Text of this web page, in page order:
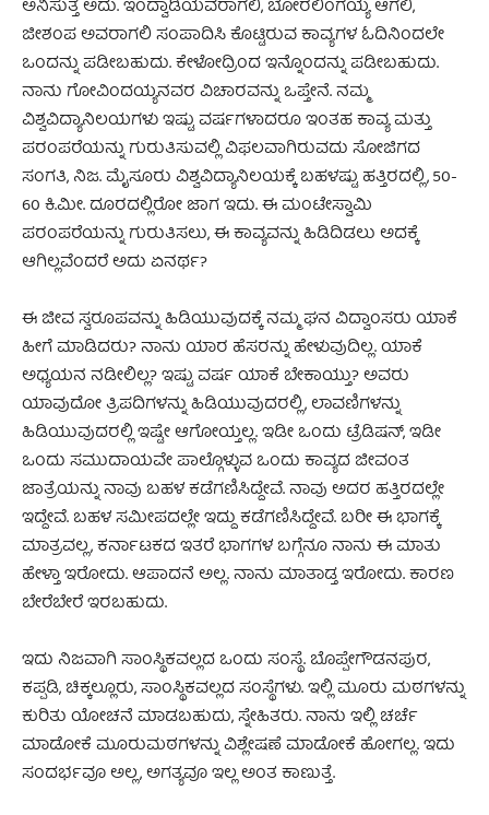
ಅನಿಸುತ್ತೆ ಅದು. ಇಂದ್ವಾಡಿಯವರಾಗಲಿ, ಬೋರಲಿಂಗಯ್ಯ ಆಗಲಿ,
ಜೀಶಂಪ ಅವರಾಗಲಿ ಸಂಪಾದಿಸಿ ಕೊಟ್ಟಿರುವ ಕಾವ್ಯಗಳ ಓದಿನಿಂದಲೇ
ಒಂದನ್ನು ಪಡೀಬಹುದು. ಕೇಳೋದ್ರಿಂದ ಇನ್ನೊಂದನ್ನು ಪಡೀಬಹುದು.
ನಾನು ಗೋವಿಂದಯ್ಯನವರ ವಿಚಾರವನ್ನು ಒಪ್ತೇನೆ. ನಮ್ಮ
ವಿಶ್ವವಿದ್ಯಾನಿಲಯಗಳು ಇಷ್ಟು ವರ್ಷಗಳಾದರೂ ಇಂತಹ ಕಾವ್ಯ ಮತ್ತು
ಪರಂಪರೆಯನ್ನು ಗುರುತಿಸುವಲ್ಲಿ ವಿಫಲವಾಗಿರುವದು ಸೋಜಿಗದ
ಸಂಗತಿ, ನಿಜ. ಮೈಸೂರು ವಿಶ್ವವಿದ್ಯಾನಿಲಯಕ್ಕೆ ಬಹಳಷ್ಟು ಹತ್ತಿರದಲ್ಲಿ, 50-
60 ಕಿ.ಮೀ. ದೂರದಲ್ಲಿರೋ ಜಾಗ ಇದು. ಈ ಮಂಟೇಸ್ವಾಮಿ
ಪರಂಪರೆಯನ್ನು ಗುರುತಿಸಲು, ಈ ಕಾವ್ಯವನ್ನು ಹಿಡಿದಿಡಲು ಅದಕ್ಕೆ
ಆಗಿಲ್ಲವೆಂದರೆ ಅದು ಏನರ್ಥ?
ಈ ಜೀವ ಸ್ವರೂಪವನ್ನು ಹಿಡಿಯುವುದಕ್ಕೆ ನಮ್ಮ ಘನ ವಿದ್ವಾಂಸರು ಯಾಕೆ
ಹೀಗೆ ಮಾಡಿದರು? ನಾನು ಯಾರ ಹೆಸರನ್ನು ಹೇಳುವುದಿಲ್ಲ. ಯಾಕೆ
ಅಧ್ಯಯನ ನಡೀಲಿಲ್ಲ? ಇಷ್ಟು ವರ್ಷ ಯಾಕೆ ಬೇಕಾಯ್ತು? ಅವರು
ಯಾವುದೋ ತ್ರಿಪದಿಗಳನ್ನು ಹಿಡಿಯುವುದರಲ್ಲಿ, ಲಾವಣಿಗಳನ್ನು
ಹಿಡಿಯುವುದರಲ್ಲಿ ಇಷ್ಟೇ ಆಗೋಯ್ತಲ್ಲ. ಇಡೀ ಒಂದು ಟ್ರೆಡಿಷನ್, ಇಡೀ
ಒಂದು ಸಮುದಾಯವೇ ಪಾಲ್ಗೊಳ್ಳುವ ಒಂದು ಕಾವ್ಯದ ಜೀವಂತ
ಜಾತ್ರೆಯನ್ನು ನಾವು ಬಹಳ ಕಡೆಗಣಿಸಿದ್ದೇವೆ. ನಾವು ಅದರ ಹತ್ತಿರದಲ್ಲೇ
ಇದ್ದೇವೆ. ಬಹಳ ಸಮೀಪದಲ್ಲೇ ಇದ್ದು ಕಡೆಗಣಿಸಿದ್ದೇವೆ. ಬರೀ ಈ ಭಾಗಕ್ಕೆ
ಮಾತ್ರವಲ್ಲ, ಕರ್ನಾಟಕದ ಇತರೆ ಭಾಗಗಳ ಬಗ್ಗೆನೂ ನಾನು ಈ ಮಾತು
ಹೇಳ್ತಾ ಇರೋದು. ಆಪಾದನೆ ಅಲ್ಲ. ನಾನು ಮಾತಾಡ್ತ ಇರೋದು. ಕಾರಣ
ಬೇರೆಬೇರೆ ಇರಬಹುದು.
ಇದು ನಿಜವಾಗಿ ಸಾಂಸ್ಥಿಕವಲ್ಲದ ಒಂದು ಸಂಸ್ಥೆ. ಬೊಪ್ಪೇಗೌಡನಪುರ,
ಕಪ್ಪಡಿ, ಚಿಕ್ಕಲ್ಲೂರು, ಸಾಂಸ್ಥಿಕವಲ್ಲದ ಸಂಸ್ಥೆಗಳು. ಇಲ್ಲಿ ಮೂರು ಮಠಗಳನ್ನು
ಕುರಿತು ಯೋಚನೆ ಮಾಡಬಹುದು, ಸ್ನೇಹಿತರು. ನಾನು ಇಲ್ಲಿ ಚರ್ಚೆ
ಮಾಡೋಕೆ ಮೂರುಮಠಗಳನ್ನು ವಿಶ್ಲೇಷಣೆ ಮಾಡೋಕೆ ಹೋಗಲ್ಲ. ಇದು
ಸಂದರ್ಭವೂ ಅಲ್ಲ, ಅಗತ್ಯವೂ ಇಲ್ಲ ಅಂತ ಕಾಣುತ್ತೆ.